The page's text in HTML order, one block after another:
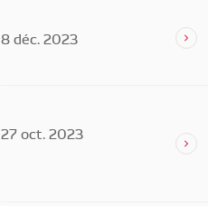
8 déc. 2023
27 oct. 2023